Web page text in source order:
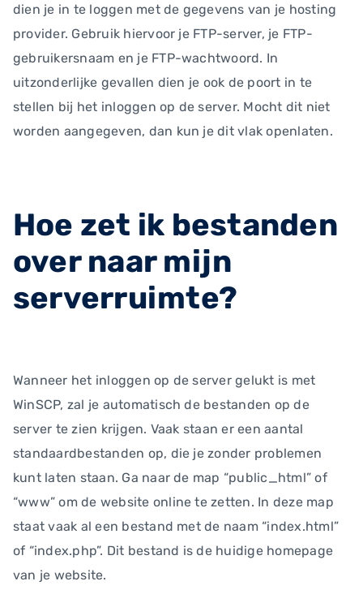
dien je in te loggen met de gegevens van je hosting
provider. Gebruik hiervoor je FTP-server, je FTP-
gebruikersnaam en je FTP-wachtwoord. In
uitzonderlijke gevallen dien je ook de poort in te
stellen bij het inloggen op de server. Mocht dit niet
worden aangegeven, dan kun je dit vlak openlaten.
Hoe zet ik bestanden
over naar mijn
serverruimte?
Wanneer het inloggen op de server gelukt is met
WinSCP, zal je automatisch de bestanden op de
server te zien krijgen. Vaak staan er een aantal
standaardbestanden op, die je zonder problemen
kunt laten staan. Ga naar de map “public_html” of
“www” om de website online te zetten. In deze map
staat vaak al een bestand met de naam “index.html”
of “index.php”. Dit bestand is de huidige homepage
van je website.